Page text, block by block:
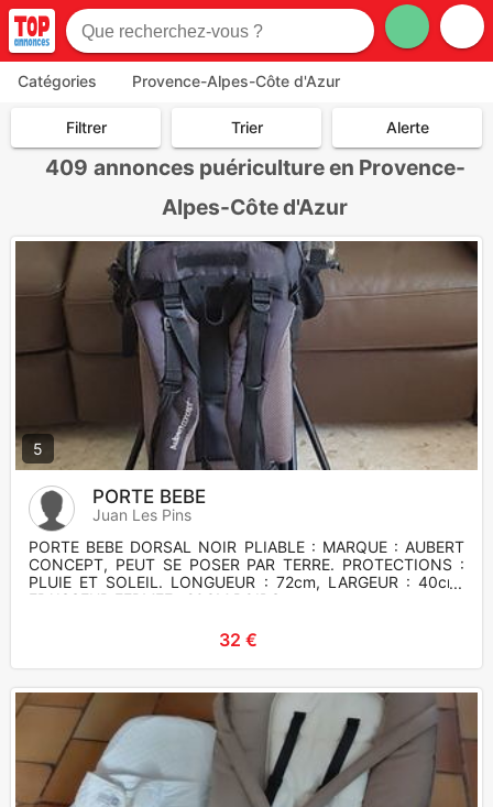
Catégories Provence-Alpes-Côte d'Azur
Filtrer Trier Alerte
409 annonces puériculture en Provence-
Alpes-Côte d'Azur
5
PORTE BEBE
Juan Les Pins
PORTE BEBE DORSAL NOIR PLIABLE : MARQUE : AUBERT
CONCEPT, PEUT SE POSER PAR TERRE. PROTECTIONS :
PLUIE ET SOLEIL. LONGUEUR : 72cm, LARGEUR : 40cm,
EPAISSEUR FERMEE : 20CM.POIDS :
32 €